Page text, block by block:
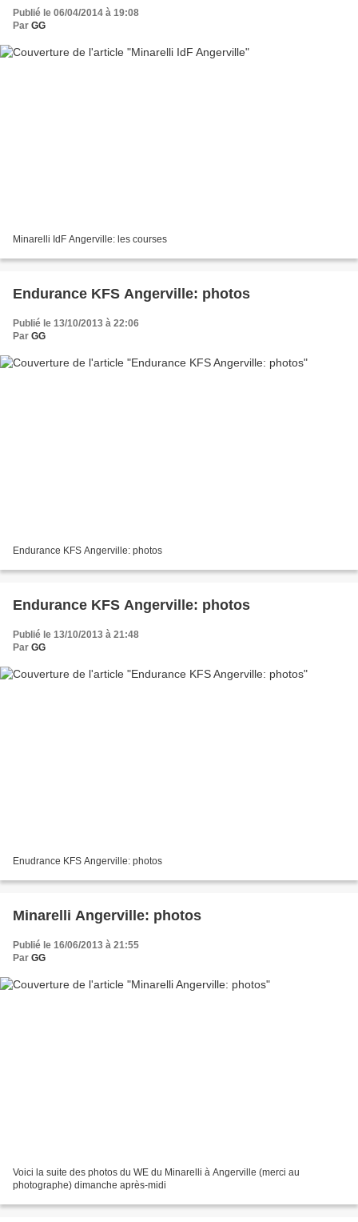
Publié le 06/04/2014 à 19:08
Par GG
Minarelli IdF Angerville: les courses
Endurance KFS Angerville: photos
Publié le 13/10/2013 à 22:06
Par GG
Endurance KFS Angerville: photos
Endurance KFS Angerville: photos
Publié le 13/10/2013 à 21:48
Par GG
Enudrance KFS Angerville: photos
Minarelli Angerville: photos
Publié le 16/06/2013 à 21:55
Par GG
Voici la suite des photos du WE du Minarelli à Angerville (merci au
photographe) dimanche après-midi